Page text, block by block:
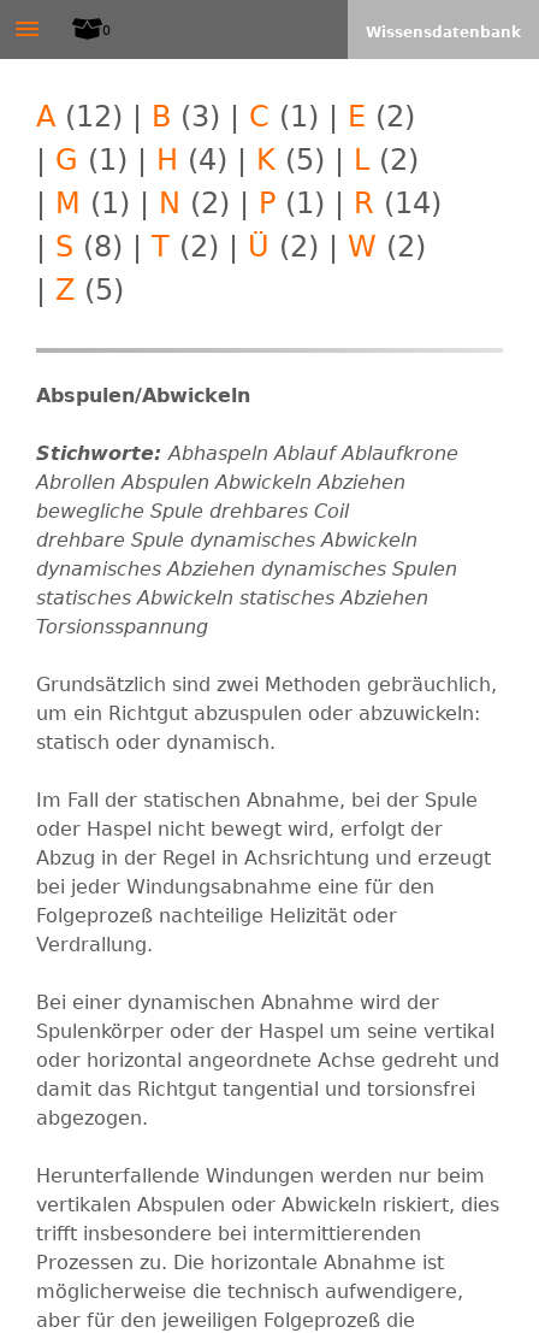
zum
W
A
L
B
E
R
T
G
m
b
H
0
≡ Wissensdatenbank
A (12) B (3) C (1) E (2)
G (1) H (4) K (5) L(2)
M (1) N (2) P (1) R (14)
S (8) T (2) Ü (2) W (2)
Z (5)
Abspulen/Abwickeln
Abhaspeln Ablauf Ablaufkrone
Abrollen Abspulen Abwickeln Abziehen
bewegliche Spule drehbares Coil
drehbare Spule dynamisches Abwickeln
dynamisches Abziehen dynamisches Spulen
statisches Abwickeln statisches Abziehen
Torsionsspannung
Grundsätzlich sind zwei Methoden gebräuchlich,
um ein Richtgut abzuspulen oder abzuwickeln:
statisch oder dynamisch.
Im Fall der statischen Abnahme, bei der Spule
oder Haspel nicht bewegt wird, erfolgt der
Abzug in der Regel in Achsrichtung und erzeugt
bei jeder Windungsabnahme eine für den
Folgeprozeß nachteilige Helizität oder
Verdrallung.
Bei einer dynamischen Abnahme wird der
Spulenkörper oder der Haspel um seine vertikal
oder horizontal angeordnete Achse gedreht und
damit das Richtgut tangential und torsionsfrei
abgezogen.
Herunterfallende Windungen werden nur beim
vertikalen Abspulen oder Abwickeln riskiert, dies
trifft insbesondere bei intermittierenden
Prozessen zu. Die horizontale Abnahme ist
möglicherweise die technisch aufwendigere,
aber für den jeweiligen Folgeprozeß die